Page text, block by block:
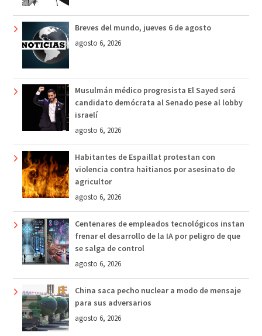
Breves del mundo, jueves 6 de agosto
agosto 6, 2026
Musulmán médico progresista El Sayed será
candidato demócrata al Senado pese al lobby
israelí
agosto 6, 2026
Habitantes de Espaillat protestan con
violencia contra haitianos por asesinato de
agricultor
agosto 6, 2026
Centenares de empleados tecnológicos instan
frenar el desarrollo de la IA por peligro de que
se salga de control
agosto 6, 2026
China saca pecho nuclear a modo de mensaje
para sus adversarios
agosto 6, 2026